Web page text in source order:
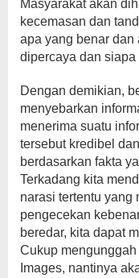
Masyarakat akan
kecemasan dan
apa yang benar dan
dipercaya dan
Dengan demikian,
menyebarkan
menerima suatu
tersebut kredibel
berdasarkan fakta
Terkadang kita
narasi tertentu yang
pengecekan
beredar, kita dapat
Cukup
Images, nantinya